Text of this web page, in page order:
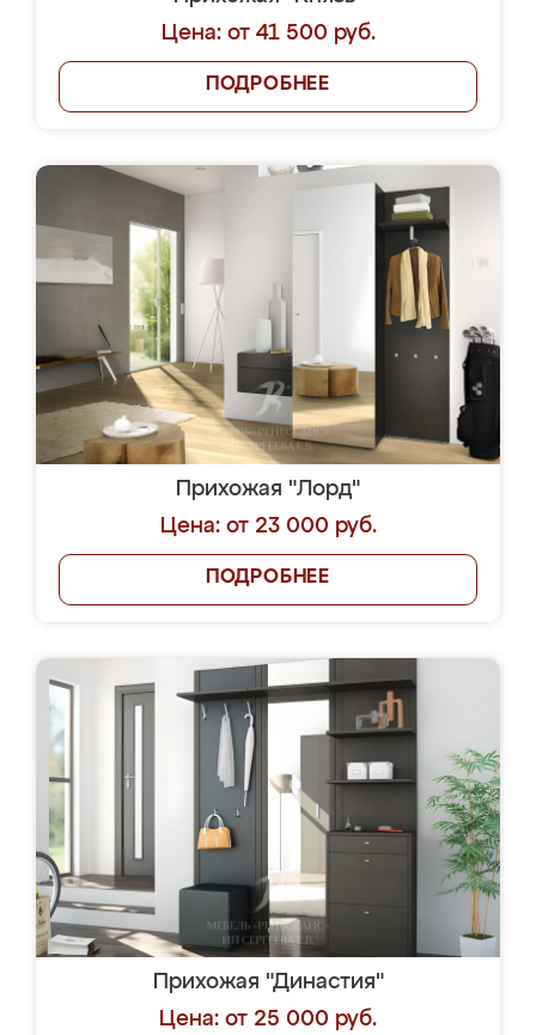
Цена: от 41 500 руб.
ПОДРОБНЕЕ
Прихожая "Лорд"
Цена: от 23 000 руб.
ПОДРОБНЕЕ
Прихожая "Династия"
Цена: от 25 000 руб.